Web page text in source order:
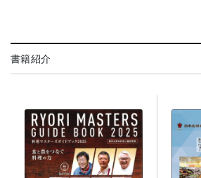
書籍紹介